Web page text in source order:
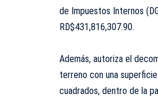
de Impuestos Internos
RD$431,816,307.90.
Además, autoriza el
terreno con una
cuadrados, dentro de la